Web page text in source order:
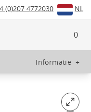
(0)207 4772030 NL
0
Informatie +
Open